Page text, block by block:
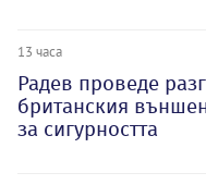
13 часа
Радев проведе
британския
за сигурността